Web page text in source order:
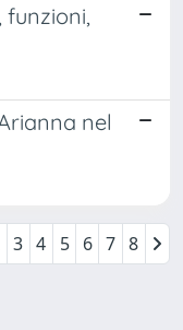
funzioni,
nel
3 4 5 6 7 8